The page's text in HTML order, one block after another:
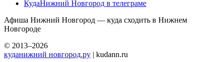
КудаНижний Новгород в телеграме
Афиша Нижний Новгород — куда сходить в Нижнем
Новгороде
© 2013–2026
куданижний новгород.ру | kudann.ru